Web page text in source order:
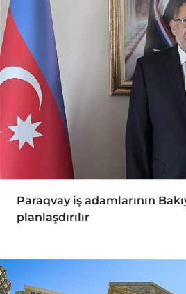
Paraqvay iş adamlarının
planlaşdırılır